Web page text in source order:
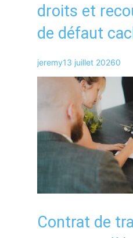
droits et
de défaut
jeremy13 juillet 20260
Contrat de